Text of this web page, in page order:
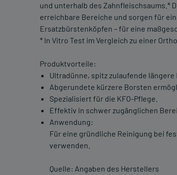
und unterhalb des Zahnfleischsaums.*
erreichbare Bereiche und sorgen für
Ersatzbürstenköpfen – für eine
* In Vitro Test im Vergleich zu einer
Produktvorteile:
Ultradünne, spitz zulaufende längere
Abgerundete kürzere Borsten
Spezialisiert für die KFO-Pflege.
Effektiv in schwer zugänglichen
Anwendung:
Für eine gründliche Reinigung bei
verwenden.
Quelle: Angaben des Herstellers